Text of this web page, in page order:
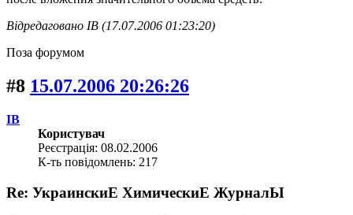
Відредаговано IB (17.07.2006 01:23:20)
Поза форумом
#8 15.07.2006 20:26:26
IB
Користувач
Реєстрація: 08.02.2006
К-ть повідомлень: 217
Re: УкраинскиЕ ХимическиЕ ЖурналЫ